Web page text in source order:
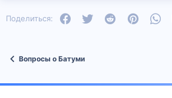
Поделиться: FacebookTwitter Reddit Pinterest
Вопросы о Батуми